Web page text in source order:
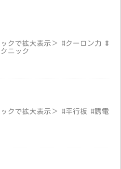
クで拡大表示＞ #クーロン力 #
ニック
クで拡大表示＞ #平行板 #誘電